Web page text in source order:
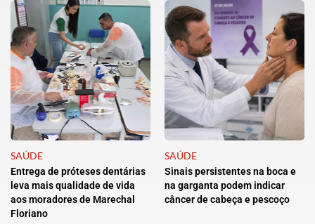
SAÚDE
Entrega de próteses dentárias
leva mais qualidade de vida
aos moradores de Marechal
Floriano
SAÚDE
Sinais persistentes na boca e
na garganta podem indicar
câncer de cabeça e pescoço